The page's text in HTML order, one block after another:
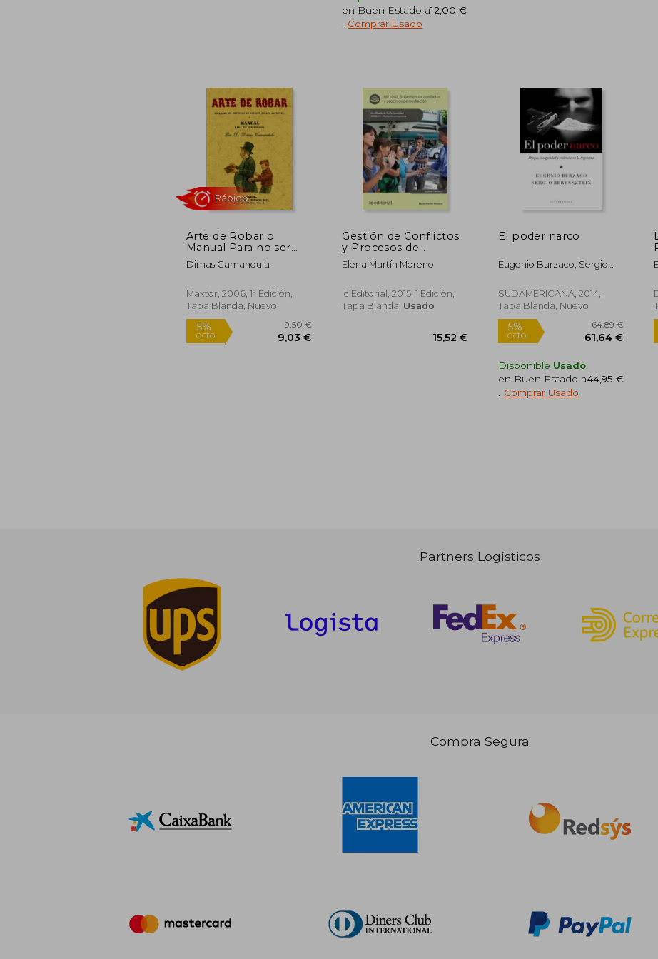
5%
dcto.
5%
dcto.
en Buen Estado a12,00 €
Comprar Usado
5%
dcto.
Arte de Robar o
Manual Para no ser
Robado
Dimas Camandula
Maxtor, 2006, 1ª Edición,
Tapa Blanda, Nuevo
Gestión de Conflictos
y Procesos de
Mediación. Sscg0209 -
Mediación Comunitaria
Elena Martín Moreno
Ic Editorial, 2015, 1 Edición,
Tapa Blanda, Usado
15,52 €
El poder narco
Eugenio Burzaco, Sergio
SUDAMERICANA, 2014,
Tapa Blanda, Nuevo
Disponible Usado
en Buen Estado a44,95 €
Comprar Usado
Partners Logísticos
Compra Segura